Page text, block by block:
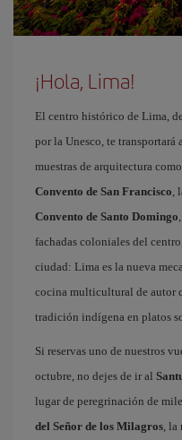
¡Hola, Lima!
El centro histórico de Lima,
por la Unesco, te
muestras de arquitectura
Convento de San Francisco,
Convento de Santo Domingo
fachadas coloniales del
ciudad: Lima es la nueva
cocina multicultural de autor
tradición indígena en platos
Si reservas uno de nuestros
octubre, no dejes de ir al
lugar de peregrinación de
del Señor de los Milagros, la